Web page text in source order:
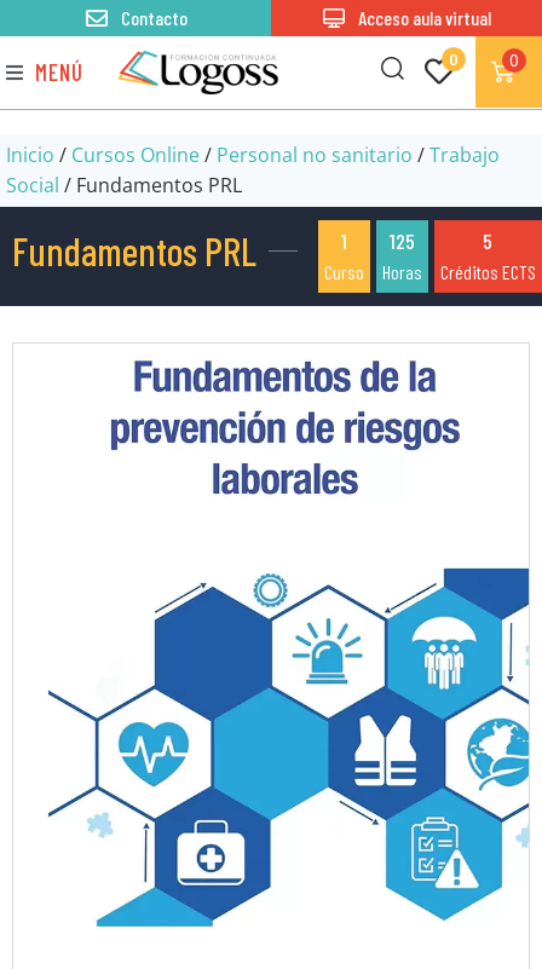
MENÚ 0 0
Contacto Acceso aula virtual
Inicio / Cursos Online/ Personal no sanitario /Trabajo
Social / Fundamentos PRL
Fundamentos PRL 1
Curso
125
Horas
5
Créditos ECTS